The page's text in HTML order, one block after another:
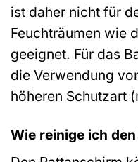
ist daher nicht für
Feuchträumen wie
geeignet. Für das
die Verwendung
höheren Schutzart
Wie reinige ich